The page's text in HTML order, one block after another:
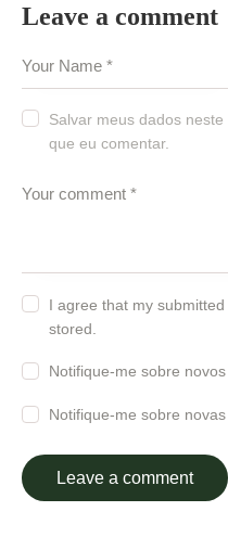
Leave a comment
Salvar meus dados
que eu comentar.
I agree that my
stored.
Notifique-me sobre
Notifique-me sobre